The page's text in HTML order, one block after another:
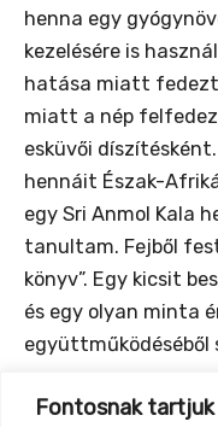
Fontosnak
henna egy
kezelésére is
hatása miatt
miatt a nép
esküvői
hennáit Észak-
egy Sri Anmol Kala
tanultam. Fejből
könyv”. Egy kicsit
és egy olyan minta
együttműködéséből
A Gyüttment